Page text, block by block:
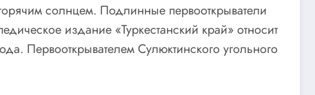
солнцем. Подлинные первооткрыватели
издание «Туркестанский край» относит
Первооткрывателем Сулюктинского угольного